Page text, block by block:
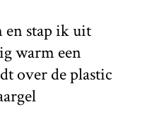
en stap ik uit
warm een
over de plastic